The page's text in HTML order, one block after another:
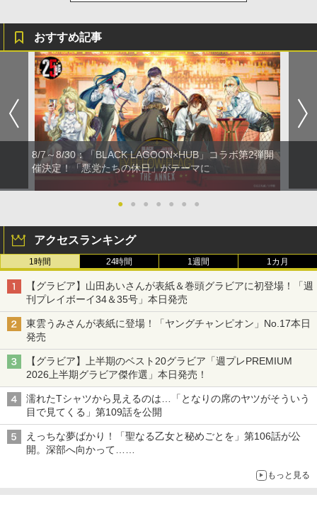
おすすめ記事
8/7～8/30：「BLACK LAGOON×HUB」コラボ第2弾開
催決定！「悪党たちの休日」がテーマに
● ● ● ● ● ● ●
アクセスランキング
1時間 24時間 1週間 1カ月
【グラビア】山田あいさんが表紙＆巻頭グラビアに初登場！「週
刊プレイボーイ34＆35号」本日発売
東雲うみさんが表紙に登場！「ヤングチャンピオン」No.17本日
発売
【グラビア】上半期のベスト20グラビア「週プレPREMIUM
2026上半期グラビア傑作選」本日発売！
濡れたTシャツから見えるのは…「となりの席のヤツがそういう
目で見てくる」第109話を公開
えっちな夢ばかり！「聖なる乙女と秘めごとを」第106話が公
開。深部へ向かって……
もっと見る